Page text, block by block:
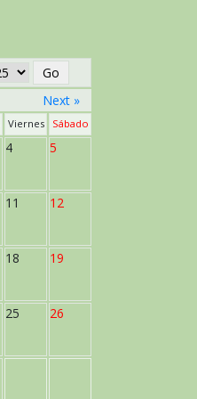
Next »
Viernes Sábado
4 5
11 12
18 19
25 26